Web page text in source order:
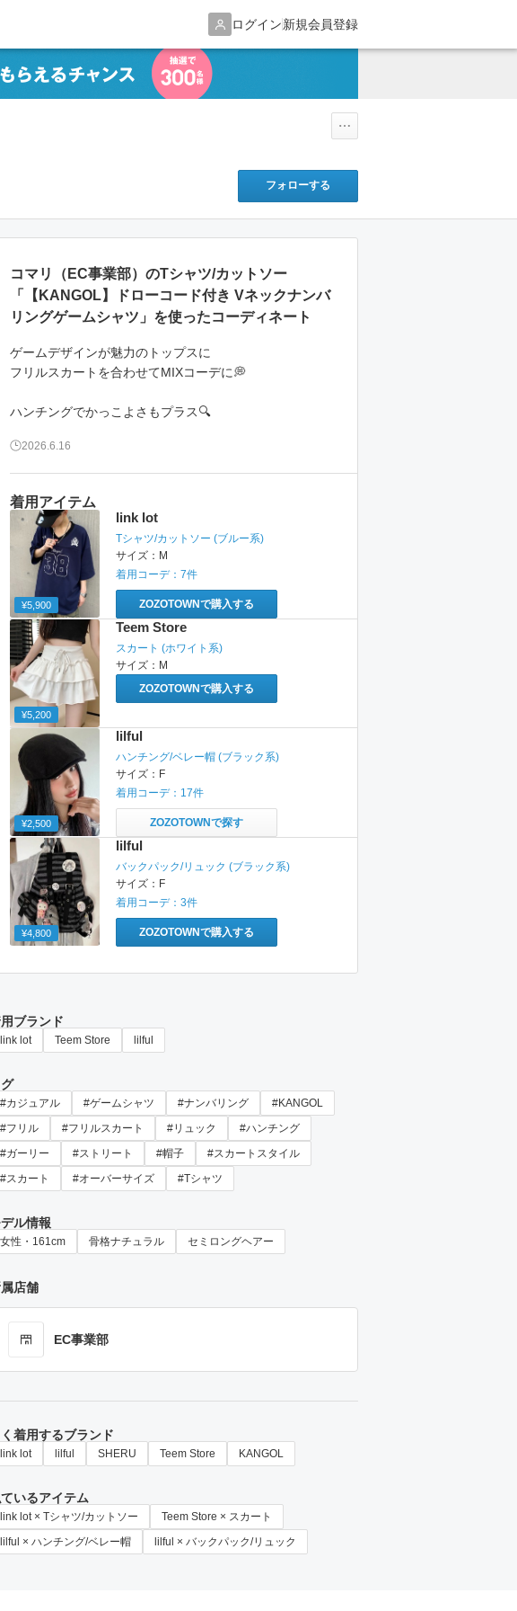
ログイン新規会員登録
フォローする
着用アイテム
¥5,900
link lot
Tシャツ/カットソー (ブルー系)
サイズ： M
着用コーデ： 7件
ZOZOTOWNで購入する
¥5,200
Teem Store
スカート (ホワイト系)
サイズ： M
ZOZOTOWNで購入する
¥2,500
lilful
ハンチング/ベレー帽 (ブラック系)
サイズ： F
着用コーデ： 17件
ZOZOTOWNで探す
¥4,800
lilful
バックパック/リュック (ブラック系)
サイズ： F
着用コーデ： 3件
ZOZOTOWNで購入する
コマリ（EC事業部）のTシャツ/カットソー
「【KANGOL】ドローコード付き Vネックナンバ
リングゲームシャツ」を使ったコーディネート
ゲームデザインが魅力のトップスに
フリルスカートを合わせてMIXコーデに💭
ハンチングでかっこよさもプラス🔍
2026.6.16
ブランド
link lot Teem Store lilful
#カジュアル #ゲームシャツ #ナンバリング
#KANGOL
#フリル
#フリルスカート #リュック
#ハンチング
#ガーリー
#ストリート #帽子
#スカートスタイル
#スカート
#オーバーサイズ #Tシャツ
ル情報
女性・161cm 骨格ナチュラル セミロングヘアー
店舗
EC事業部
く着用するブランド
link lot lilful SHERU Teem Store KANGOL
いるアイテム
link lot × Tシャツ/カットソー
Teem Store × スカート
lilful × ハンチング/ベレー帽
lilful × バックパック/リュック